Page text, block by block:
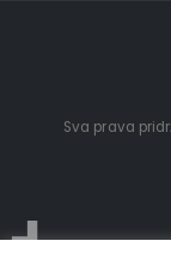
Sva prava